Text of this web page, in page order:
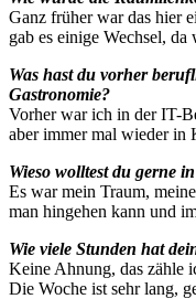
Ganz früher war das hier
gab es einige Wechsel,
Was hast du vorher
Gastronomie?
Vorher war ich in der IT-
aber immer mal wieder in
Wieso wolltest du gerne
Es war mein Traum,
man hingehen kann und
Wie viele Stunden hat
Keine Ahnung, das zähle
Die Woche ist sehr lang,